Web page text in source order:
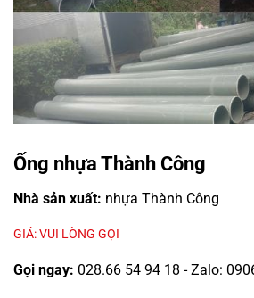
Ống nhựa Thành Công
Nhà sản xuất: nhựa Thành Công
GIÁ: VUI LÒNG GỌI
Gọi ngay: 028.66 54 94 18 - Zalo: